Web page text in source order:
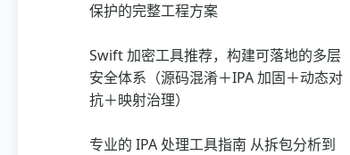
保护的完整工程方案
Swift 加密工具推荐，构建可落地的多层
安全体系（源码混淆＋IPA 加固＋动态对
抗＋映射治理）
专业的 IPA 处理工具指南 从拆包分析到